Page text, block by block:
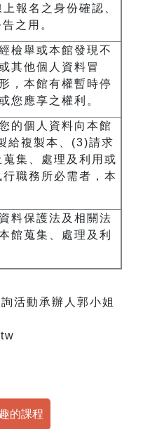
報名之身份確認、
之用。
檢舉或本館發現不
其他個人資料冒
，本館有權暫時停
您應享之權利。
的個人資料向本館
給複製本、 (3)請求
蒐集、處理及利用或
職務所必需者，本
料保護法及相關法
館蒐集、處理及利
活動承辦人郭小姐
的課程